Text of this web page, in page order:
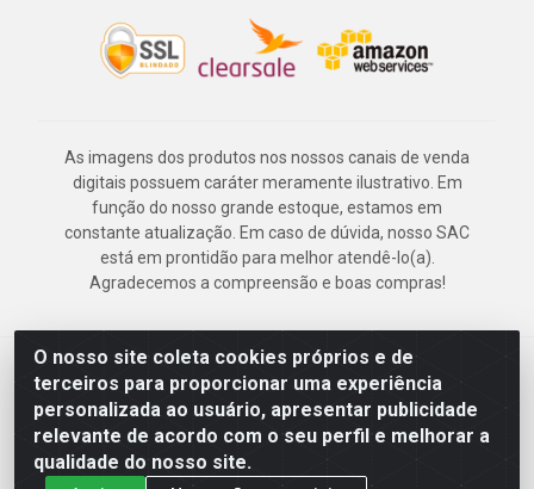
O nosso site coleta cookies próprios e de
terceiros para proporcionar uma experiência
personalizada ao usuário, apresentar publicidade
relevante de acordo com o seu perfil e melhorar a
qualidade do nosso site.
As imagens dos produtos nos nossos canais de venda
digitais possuem caráter meramente ilustrativo. Em
função do nosso grande estoque, estamos em
constante atualização. Em caso de dúvida, nosso SAC
está em prontidão para melhor atendê-lo(a).
Agradecemos a compreensão e boas compras!
Deskontão Atacado - Av. Marechal Mascarenhas de Morais, 2471 -
Imbiribeira - Recife/PE - CEP 51.150-001 - CNPJ 24.150.377/0003-
57